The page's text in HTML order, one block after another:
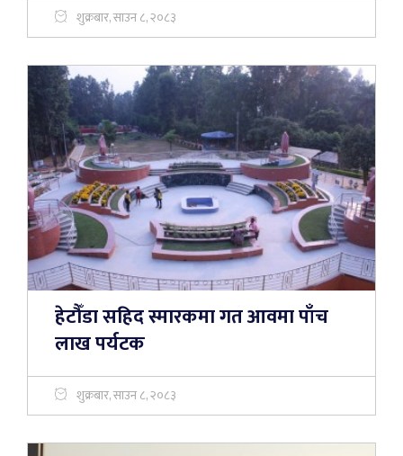
शुक्रबार, साउन ८, २०८३
हेटौँडा सहिद स्मारकमा गत आवमा पाँच
लाख पर्यटक
शुक्रबार, साउन ८, २०८३